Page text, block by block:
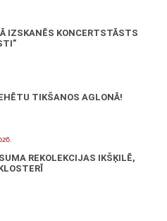
IZSKANĒS KONCERTSTĀSTS
TIKŠANOS AGLONĀ!
REKOLEKCIJAS IKŠĶILĒ,